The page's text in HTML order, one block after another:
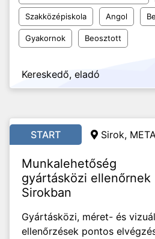
Szakközépiskola Angol
Gyakornok Beosztott
Kereskedő, eladó
START Sirok,
Munkalehetőség
gyártásközi ellenőrnek
Sirokban
Gyártásközi, méret- és
ellenőrzések pontos